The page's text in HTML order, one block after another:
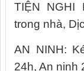
TIỆN NGHI
trong nhà,
AN NINH:
24h, An ninh